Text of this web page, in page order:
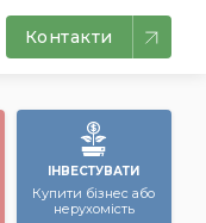
Контакти
ІНВЕСТУВАТИ
Купити бізнес або
нерухомість